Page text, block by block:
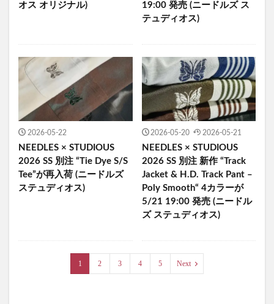
オス オリジナル)
19:00 発売 (ニードルズ ス
テュディオス)
2026-05-22
NEEDLES × STUDIOUS
2026 SS 別注 “Tie Dye S/S
Tee”が再入荷 (ニードルズ
ステュディオス)
2026-05-20 2026-05-21
NEEDLES × STUDIOUS
2026 SS 別注 新作 “Track
Jacket & H.D. Track Pant –
Poly Smooth“ 4カラーが
5/21 19:00 発売 (ニードル
ズ ステュディオス)
1 2 3 4 5 Next